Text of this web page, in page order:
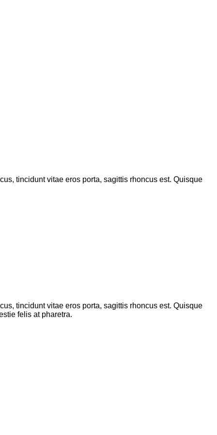
tincidunt vitae eros porta, sagittis rhoncus est. Quisque
tincidunt vitae eros porta, sagittis rhoncus est. Quisque
felis at pharetra.